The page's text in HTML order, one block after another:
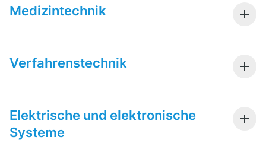
Medizintechnik
Verfahrenstechnik
Elektrische und elektronische
Systeme